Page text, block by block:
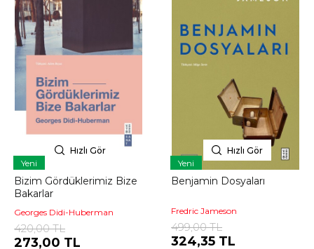
Hızlı Gör
Yeni
Bizim Gördüklerimiz Bize
Bakarlar
Georges Didi-Huberman
420,00 TL
273,00 TL
Hızlı Gör
Yeni
Benjamin Dosyaları
Fredric Jameson
499,00 TL
324,35 TL